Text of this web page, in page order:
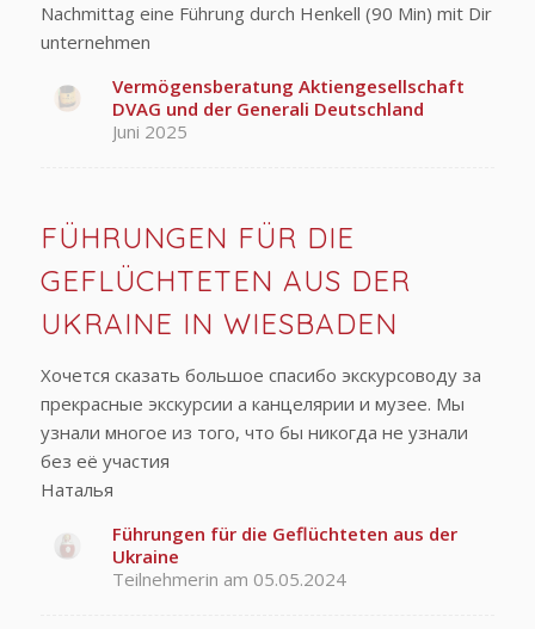
Nachmittag eine Führung durch Henkell (90 Min) mit Dir
unternehmen
Vermögensberatung Aktiengesellschaft
DVAG und der Generali Deutschland
Juni 2025
FÜHRUNGEN FÜR DIE
GEFLÜCHTETEN AUS DER
UKRAINE IN WIESBADEN
Хочется сказать большое спасибо экскурсоводу за
прекрасные экскурсии а канцелярии и музее. Мы
узнали многое из того, что бы никогда не узнали
без её участия
Наталья
Führungen für die Geflüchteten aus der
Ukraine
Teilnehmerin am 05.05.2024